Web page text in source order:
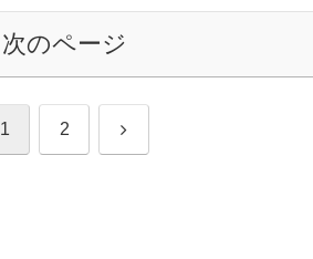
次のページ
1 2 次